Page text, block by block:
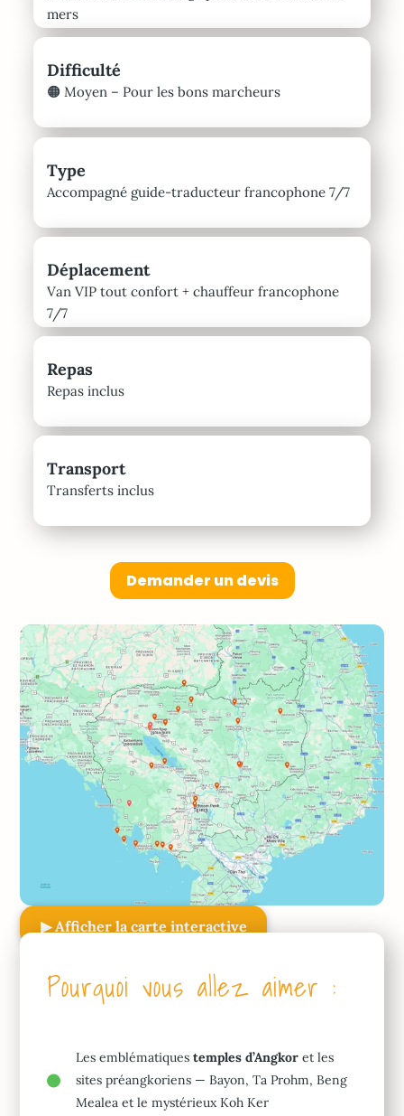
mers
Difficulté
🟠Moyen – Pour les bons marcheurs
Type
Accompagné guide-traducteur francophone 7/7
Déplacement
Van VIP tout confort + chauffeur francophone
7/7
Repas
Repas inclus
Transport
Transferts inclus
Demander un devis
▶ Afficher la carte interactive
Pourquoi vous allez aimer :
Les emblématiquestemples d’Angkor et les
sites préangkoriens — Bayon, Ta Prohm, Beng
Mealea et le mystérieux Koh Ker